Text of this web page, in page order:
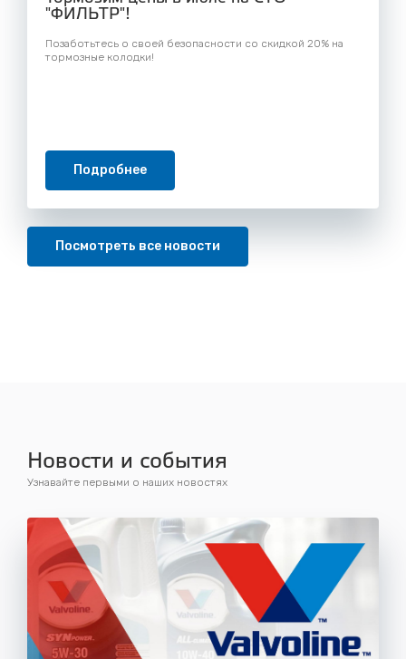
"ФИЛЬТР"!
Позаботьтесь о своей безопасности со скидкой 20% на
тормозные колодки!
Подробнее
Посмотреть все новости
Новости и события
Узнавайте первыми о наших новостях